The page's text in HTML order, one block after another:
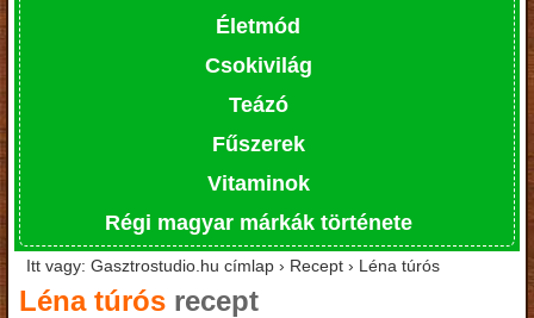
Életmód
Csokivilág
Teázó
Fűszerek
Vitaminok
Régi magyar márkák története
Itt vagy: Gasztrostudio.hu címlap › Recept › Léna túrós
Léna túrós recept